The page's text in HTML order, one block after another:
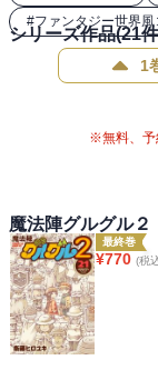
#ファンタジー世界
シリーズ作品(21
1
※無料、予
魔法陣グルグル２
最終巻
¥770 (税